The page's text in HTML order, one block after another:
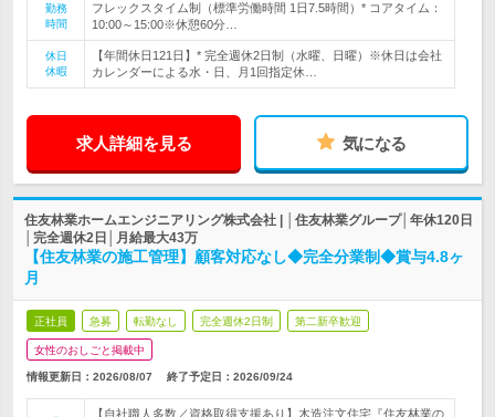
勤務
時間
フレックスタイム制（標準労働時間 1日7.5時間）* コアタイム：
10:00～15:00※休憩60分…
休日
休暇
【年間休日121日】* 完全週休2日制（水曜、日曜）※休日は会社
カレンダーによる水・日、月1回指定休…
求人詳細を見る 気になる
住友林業ホームエンジニアリング株式会社 | │住友林業グループ│年休120日
│完全週休2日│月給最大43万
【住友林業の施工管理】顧客対応なし◆完全分業制◆賞与4.8ヶ
月
正社員 急募 転勤なし 完全週休2日制 第二新卒歓迎
女性のおしごと掲載中
情報更新日：2026/08/07 終了予定日： 2026/09/24
【自社職人多数／資格取得支援あり】木造注文住宅『住友林業の